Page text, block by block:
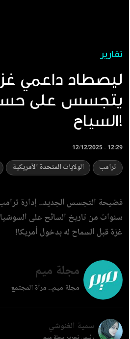
تقارير
ليصطاد داعمي
يتجسس على
السياح!
12/12/2025 - 12:29
ترامب الولايات المتحدة الأمريكية
فضيحة التجسس الجديد.. إدارة
سنوات من تاريخ السائح على
غزة قبل السماح له بدخول أمريكا!
مجلة ميم
مجلة ميم.. مرآة المجتمع
سمية الغنوشي